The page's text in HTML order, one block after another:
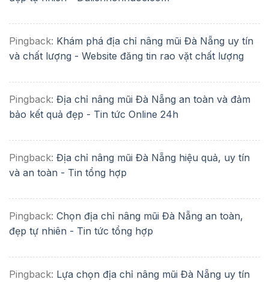
Pingback: Khám phá địa chỉ nâng mũi Đà Nẵng uy tín
và chất lượng - Website đăng tin rao vặt chất lượng
Pingback: Địa chỉ nâng mũi Đà Nẵng an toàn và đảm
bảo kết quả đẹp - Tin tức Online 24h
Pingback: Địa chỉ nâng mũi Đà Nẵng hiệu quả, uy tín
và an toàn - Tin tổng hợp
Pingback: Chọn địa chỉ nâng mũi Đà Nẵng an toàn,
đẹp tự nhiên - Tin tức tổng hợp
Pingback: Lựa chọn địa chỉ nâng mũi Đà Nẵng uy tín